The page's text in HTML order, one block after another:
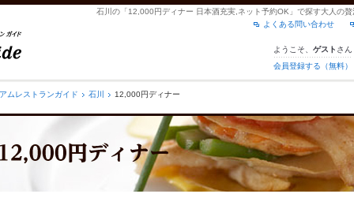
石川の「12,000円ディナー 日本酒充実,ネット予約OK」で探す大人の
よくある問い合わせ
ようこそ、 ゲスト さん
会員登録する（無料）
ムレストランガイド 石川 12,000円ディナー